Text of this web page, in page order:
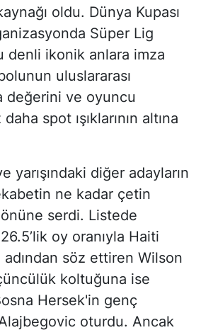
oldu. Dünya Kupası
Süper Lig
denli ikonik anlara imza
uluslararası
değerini ve oyuncu
spot ışıklarının altına
yarışındaki diğer adayların
ne kadar çetin
serdi. Listede
oy oranıyla Haiti
adından söz ettiren Wilson
koltuğuna ise
Hersek'in genç
oturdu. Ancak